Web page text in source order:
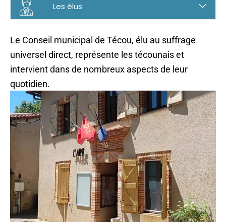
Les élus
Le Conseil municipal de Técou, élu au suffrage
universel direct, représente les técounais et
intervient dans de nombreux aspects de leur
quotidien.